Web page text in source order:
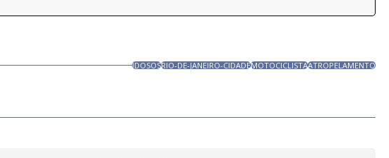
IDOSOSRIO-DE-JANEIRO-CIDADEMOTOCICLISTAATROPELAMENTO